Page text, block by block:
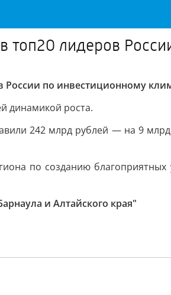
топ20 лидеров
по инвестиционному
динамикой роста.
242 млрд рублей — на 9
по созданию
и Алтайского края"